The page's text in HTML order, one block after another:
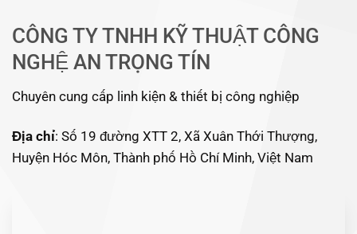
CÔNG TY TNHH KỸ THUẬT CÔNG
NGHỆ AN TRỌNG TÍN
Chuyên cung cấp linh kiện & thiết bị công nghiệp
Địa chỉ: Số 19 đường XTT 2, Xã Xuân Thới Thượng,
Huyện Hóc Môn, Thành phố Hồ Chí Minh, Việt Nam